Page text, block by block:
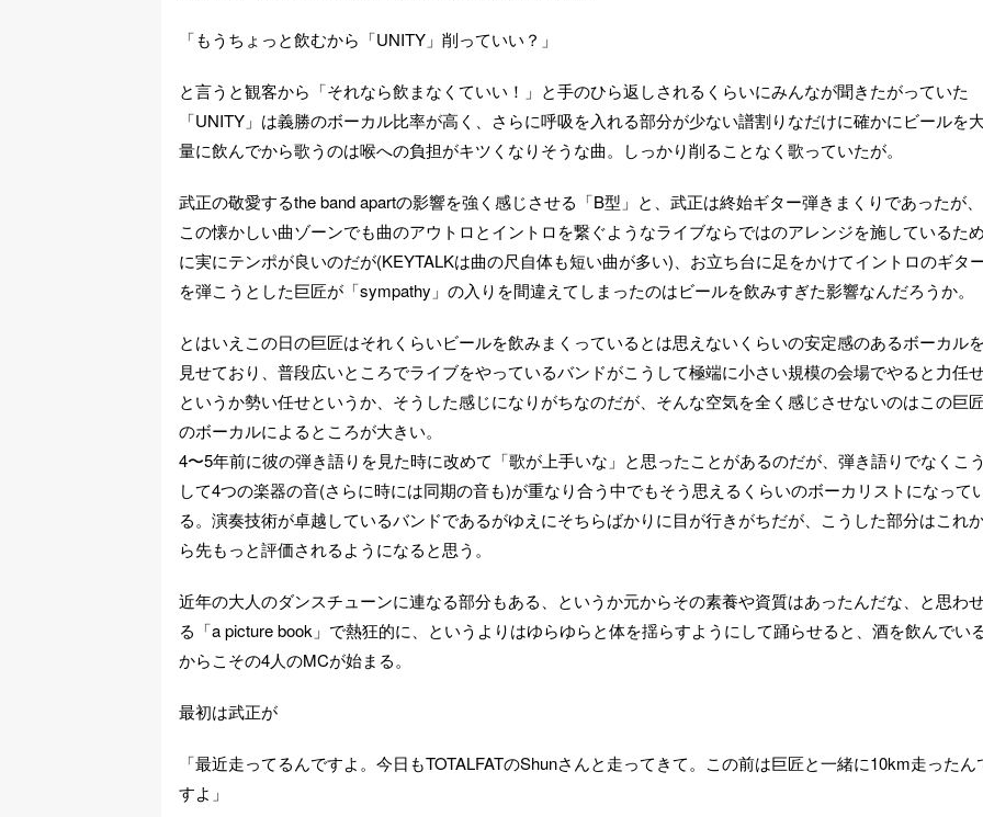
「もうちょっと飲むから「UNITY」削っていい？」
と言うと観客から「それなら飲まなくていい！」と手のひら返しされるくらいにみんなが聞きたがっていた
「UNITY」は義勝のボーカル比率が高く、さらに呼吸を入れる部分が少ない譜割りなだけに確かにビールを
量に飲んでから歌うのは喉への負担がキツくなりそうな曲。しっかり削ることなく歌っていたが。
武正の敬愛するthe band apartの影響を強く感じさせる「B型」と、武正は終始ギター弾きまくりであったが、
この懐かしい曲ゾーンでも曲のアウトロとイントロを繋ぐようなライブならではのアレンジを施しているため
に実にテンポが良いのだが(KEYTALKは曲の尺自体も短い曲が多い)、お立ち台に足をかけてイントロのギタ
を弾こうとした巨匠が「sympathy」の入りを間違えてしまったのはビールを飲みすぎた影響なんだろうか。
とはいえこの日の巨匠はそれくらいビールを飲みまくっているとは思えないくらいの安定感のあるボーカルを
見せており、普段広いところでライブをやっているバンドがこうして極端に小さい規模の会場でやると力任
というか勢い任せというか、そうした感じになりがちなのだが、そんな空気を全く感じさせないのはこの巨匠
のボーカルによるところが大きい。
4〜5年前に彼の弾き語りを見た時に改めて「歌が上手いな」と思ったことがあるのだが、弾き語りでなくこう
して4つの楽器の音(さらに時には同期の音も)が重なり合う中でもそう思えるくらいのボーカリストになって
る。演奏技術が卓越しているバンドであるがゆえにそちらばかりに目が行きがちだが、こうした部分はこれ
ら先もっと評価されるようになると思う。
近年の大人のダンスチューンに連なる部分もある、というか元からその素養や資質はあったんだな、と思わ
る「a picture book」で熱狂的に、というよりはゆらゆらと体を揺らすようにして踊らせると、酒を飲んでい
からこその4人のMCが始まる。
最初は武正が
「最近走ってるんですよ。今日もTOTALFATのShunさんと走ってきて。この前は巨匠と一緒に10km走ったん
すよ」